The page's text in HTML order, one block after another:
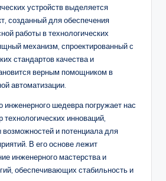
устройств выделяется
созданный для обеспечения
работы в технологических
механизм, спроектированный с
стандартов качества и
верным помощником в
автоматизации.
инженерного шедевра погружает нас
инноваций,
возможностей и потенциала для
В его основе лежит
инженерного мастерства и
обеспечивающих стабильность и